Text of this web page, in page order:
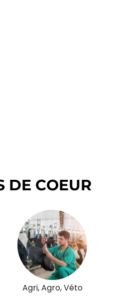
DE COEUR
Agri, Agro, Véto